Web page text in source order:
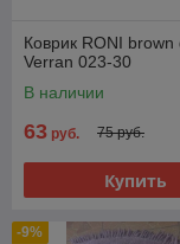
Коврик RONI brown
Verran 023-30
В наличии
63 руб. 75 руб.
Купить
-9%